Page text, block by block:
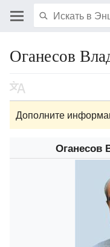
Оганесов
Дополните
Оганесов